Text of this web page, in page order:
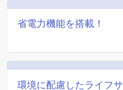
省電力機能を搭載！
環境に配慮したライフ